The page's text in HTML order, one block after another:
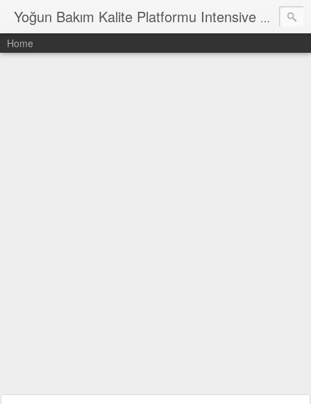
Yoğun Bakım Kalite Platformu Intensive Care Quality Platform
Home